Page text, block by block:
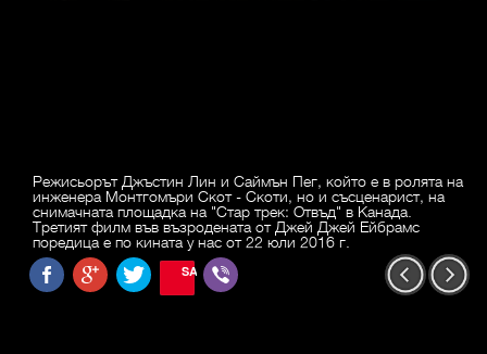
Режисьорът Джъстин Лин и Саймън Пег, който е в ролята на
инженера Монтгомъри Скот - Скоти, но и съсценарист, на
снимачната площадка на "Стар трек: Отвъд" в Канада.
Третият филм във възродената от Джей Джей Ейбрамс
поредица е по кината у нас от 22 юли 2016 г.
SAVE